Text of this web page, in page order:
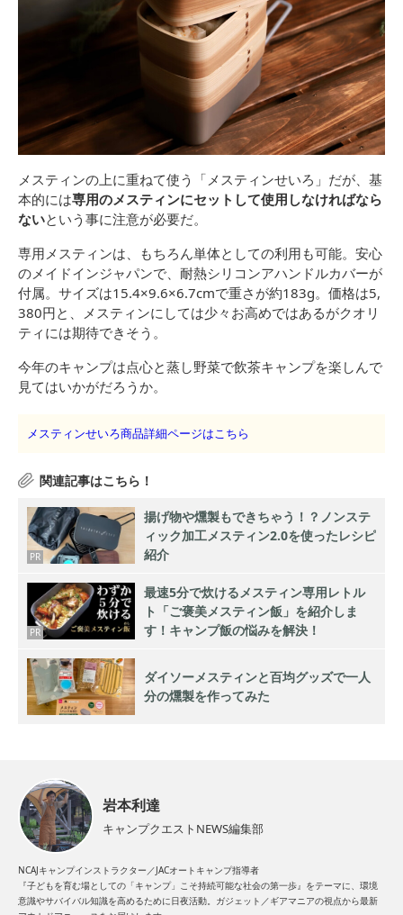
メスティンの上に重ねて使う「メスティンせいろ」だが、基
本的には専用のメスティンにセットして使用しなければなら
ないという事に注意が必要だ。
専用メスティンは、もちろん単体としての利用も可能。安心
のメイドインジャパンで、耐熱シリコンアハンドルカバーが
付属。サイズは15.4×9.6×6.7cmで重さが約183g。価格は5,
380円と、メスティンにしては少々お高めではあるがクオリ
ティには期待できそう。
今年のキャンプは点心と蒸し野菜で飲茶キャンプを楽しんで
見てはいかがだろうか。
メスティンせいろ商品詳細ページはこちら
揚げ物や燻製もできちゃう！？ノンステ
ィック加工メスティン2.0を使ったレシピ
紹介
PR
最速5分で炊けるメスティン専用レトル
ト「ご褒美メスティン飯」を紹介しま
す！キャンプ飯の悩みを解決！
PR
ダイソーメスティンと百均グッズで一人
分の燻製を作ってみた
岩本利達
キャンプクエストNEWS編集部
NCAJキャンプインストラクター／JACオートキャンプ指導者
『子どもを育む場としての「キャンプ」こそ持続可能な社会の第一歩』をテーマに、環境
意識やサバイバル知識を高めるために日夜活動。ガジェット／ギアマニアの視点から最新